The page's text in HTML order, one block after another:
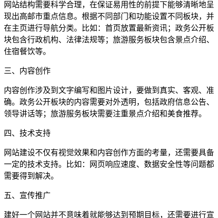
网站结构需要科学合理，在保证易用性的前提下能够清晰地呈
现出高邮市重点信息。根据不同部门和功能设置不同板块，并
在主页进行导航分类。比如：首页放置最新资讯；政务公开板
块包含行政机构、法律法规等；旅游服务板块包含景点介绍、
住宿餐饮等。
三、内容创作
内容创作涉及到文字编写和图片设计，要做到真实、客观、准
确。政务公开板块的内容需要对外透明，包括政府信息公告、
领导讲话等；旅游服务板块需要注重景点介绍和美食推荐。
四、技术支持
网站建设不仅有视觉效果和内容创作方面的考量，还需要具备
一定的技术支持。比如：网页响应速度、数据安全性等问题都
需要得到解决。
五、宣传推广
建好一个网站并不意味着就能够达到预期目标，还需要进行宣